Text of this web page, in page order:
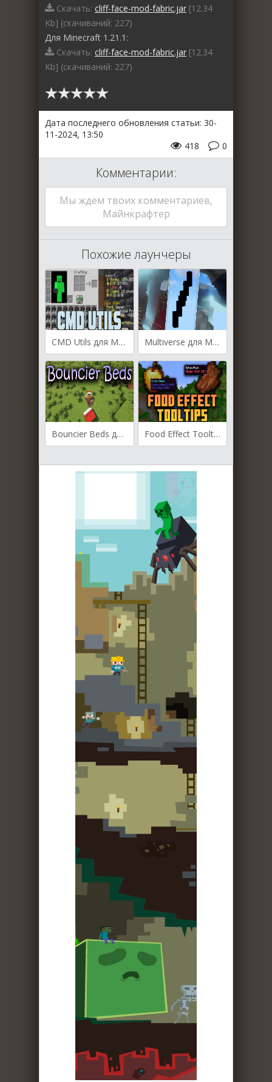
Скачать: cliff-face-mod-fabric.jar [12.34
Kb] (cкачиваний: 227)
Для Minecraft 1.21.1:
Скачать: cliff-face-mod-fabric.jar [12.34
Kb] (cкачиваний: 227)
Дата последнего обновления статьи: 30-
11-2024, 13:50
0
418
Комментарии:
Мы ждем твоих комментариев,
Майнкрафтер
Похожие лаунчеры
CMD Utils для Майнкрафт [1.20.4, 1.20.3] Multiverse для Майнкрафт [1.21.3, 1.21.1, 1.21]
Bouncier Beds для Майнкрафт [1.20.4, 1.20.2, 1.20.1] Food Effect Tooltips для Майнкрафт [1.20.2, 1.20.1, 1.20]